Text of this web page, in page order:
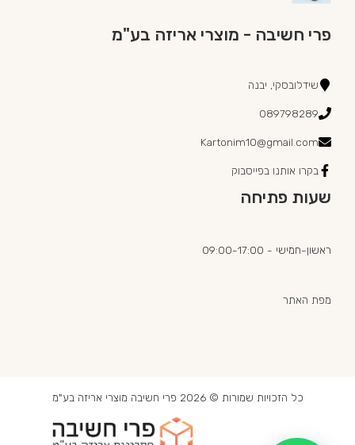
פרי חשיבה - מוצרי אריזה בע"מ
שידלובסקי, יבנה
089798289
Kartonim10@gmail.com
בקרו אותנו בפייסבוק
שעות פתיחה
ראשון-חמישי - 09:00-17:00
מפת האתר
כל הזכויות שמורות © 2026 פרי חשיבה מוצרי אריזה בע"מ